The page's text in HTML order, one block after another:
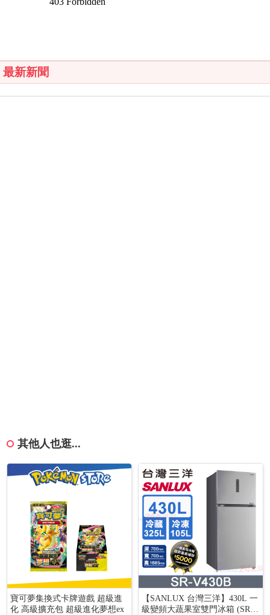
最新新聞
其他人也逛...
寶可夢集換式卡牌遊戲 超級進
化 高級擴充包 超級進化夢想ex
【SANLUX 台灣三洋】430L 一
級變頻大蔬果室雙門冰箱 (SR-V